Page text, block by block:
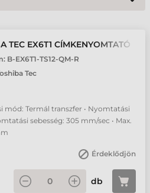
TEC EX6T1 CÍMKENYOMTATÓ
B-EX6T1-TS12-QM-R
Tec
mód: Termál transzfer • Nyomtatási
sebesség: 305 mm/sec • Max.
Érdeklődjön
db